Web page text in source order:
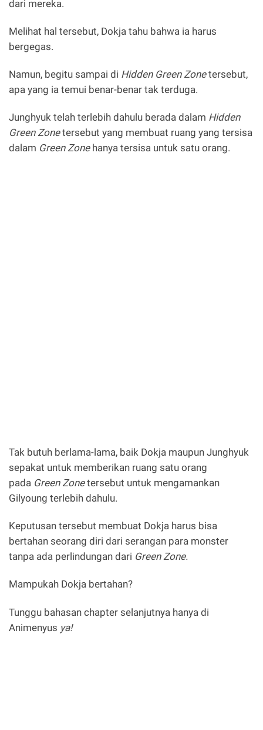
dari mereka.
Melihat hal tersebut, Dokja tahu bahwa ia harus
bergegas.
Namun, begitu sampai di Hidden Green Zonetersebut,
apa yang ia temui benar-benar tak terduga.
Junghyuk telah terlebih dahulu berada dalam Hidden
Green Zonetersebut yang membuat ruang yang tersisa
dalam Green Zone hanya tersisa untuk satu orang.
Tak butuh berlama-lama, baik Dokja maupun Junghyuk
sepakat untuk memberikan ruang satu orang
pada Green Zonetersebut untuk mengamankan
Gilyoung terlebih dahulu.
Keputusan tersebut membuat Dokja harus bisa
bertahan seorang diri dari serangan para monster
tanpa ada perlindungan dari Green Zone.
Mampukah Dokja bertahan?
Tunggu bahasan chapter selanjutnya hanya di
Animenyus ya!